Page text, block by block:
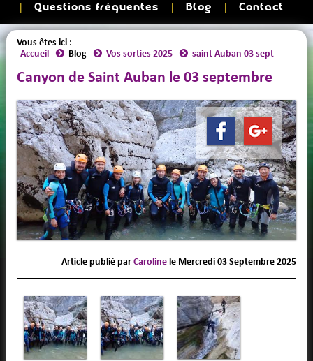
Questions fréquentes Blog Contact
Vous êtes ici :
Accueil
Blog Vos sorties 2025 saint Auban 03 sept
Canyon de Saint Auban le 03 septembre
Article publié parCarolinele Mercredi 03 Septembre 2025